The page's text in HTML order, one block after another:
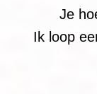
Je
Ik loop